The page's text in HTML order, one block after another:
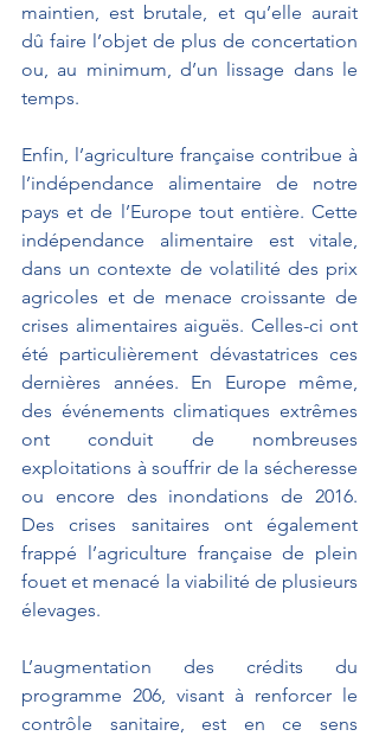
maintien, est brutale, et qu’elle aurait
dû faire l’objet de plus de concertation
ou, au minimum, d’un lissage dans le
temps.
Enfin, l’agriculture française contribue à
l’indépendance alimentaire de notre
pays et de l’Europe tout entière. Cette
indépendance alimentaire est vitale,
dans un contexte de volatilité des prix
agricoles et de menace croissante de
crises alimentaires aiguës. Celles-ci ont
été particulièrement dévastatrices ces
dernières années. En Europe même,
des événements climatiques extrêmes
ont conduit de nombreuses
exploitations à souffrir de la sécheresse
ou encore des inondations de 2016.
Des crises sanitaires ont également
frappé l’agriculture française de plein
fouet et menacé la viabilité de plusieurs
élevages.
L’augmentation des crédits du
programme 206, visant à renforcer le
contrôle sanitaire, est en ce sens